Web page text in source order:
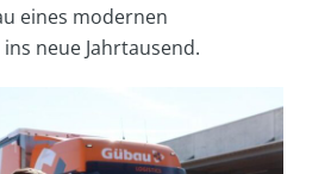
eines modernen
neue Jahrtausend.